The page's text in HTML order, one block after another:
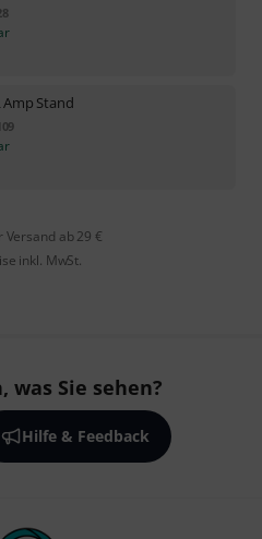
Amp Stand
Versand ab 29 €
inkl. MwSt.
was Sie sehen?
Hilfe & Feedback